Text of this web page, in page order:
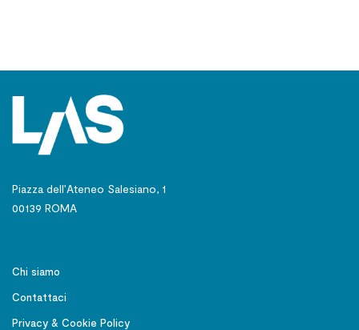
Piazza dell’Ateneo Salesiano, 1
00139 ROMA
Chi siamo
Contattaci
Privacy & Cookie Policy